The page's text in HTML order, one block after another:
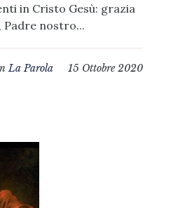
in Cristo Gesù: grazia
Padre nostro...
15 Ottobre 2020
La Parola